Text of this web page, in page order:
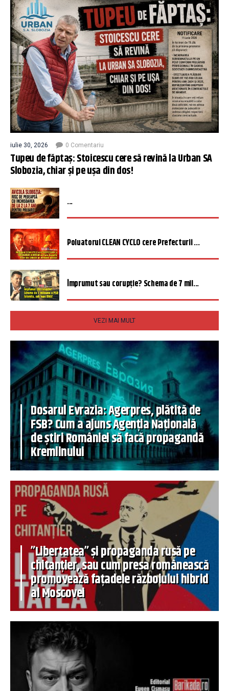
iulie 30, 2026 0 Comentariu
Tupeu de făptaș: Stoicescu cere să revină la Urban SA
Slobozia, chiar și pe ușa din dos!
...
Poluatorul CLEAN CYCLO cere Prefecturii ...
Împrumut sau corupție? Schema de 7 mil...
VEZI MAI MULT
Dosarul Evrazia: Agerpres, plătită de
FSB? Cum a ajuns Agenția Națională
de știri României să facă propagandă
Kremlinului
”Libertatea” și propaganda rusă pe
chitanțier, sau cum presa românească
promovează fațadele războiului hibrid
al Moscovei